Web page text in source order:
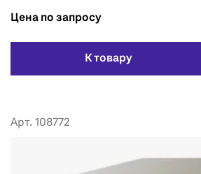
Цена по запросу
К товару
Арт. 108772